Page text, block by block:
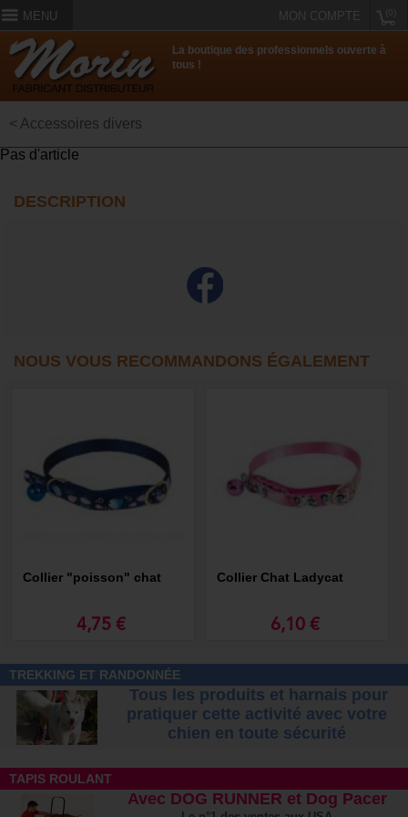
MENU MON COMPTE
La boutique des professionnels ouverte à
tous !
< Accessoires divers
Pas d'article
DESCRIPTION
NOUS VOUS RECOMMANDONS ÉGALEMENT
Collier "poisson" chat
4,75 €
Collier Chat Ladycat
6,10 €
TREKKING ET RANDONNÉE
Tous les produits et harnais pour
pratiquer cette activité avec votre
chien en toute sécurité
TAPIS ROULANT
Avec DOG RUNNER et Dog Pacer